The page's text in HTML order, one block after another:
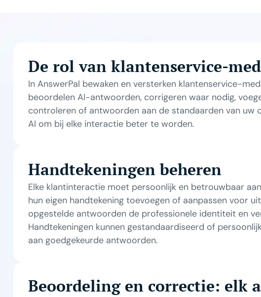
De rol van klantenservice-
In AnswerPal bewaken en versterken klantenservice-
beoordelen AI-antwoorden, corrigeren waar nodig,
controleren of antwoorden aan de standaarden van uw
AI om bij elke interactie beter te worden.
Handtekeningen beheren
Elke klantinteractie moet persoonlijk en betrouwbaar
hun eigen handtekening toevoegen of aanpassen voor
opgestelde antwoorden de professionele identiteit en
Handtekeningen kunnen gestandaardiseerd of
aan goedgekeurde antwoorden.
Beoordeling en correctie: elk